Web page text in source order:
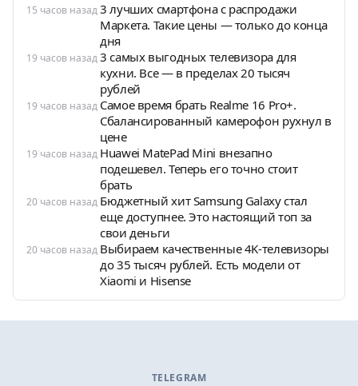
15 часов назад3 лучших смартфона с распродажи
Маркета. Такие цены — только до конца
дня
19 часов назад3 самых выгодных телевизора для
кухни. Все — в пределах 20 тысяч
рублей
19 часов назад Самое время брать Realme 16 Pro+.
Сбалансированный камерофон рухнул в
цене
19 часов назад Huawei MatePad Mini внезапно
подешевел. Теперь его точно стоит
брать
20 часов назад Бюджетный хит Samsung Galaxy стал
еще доступнее. Это настоящий топ за
свои деньги
20 часов назад Выбираем качественные 4K-телевизоры
до 35 тысяч рублей. Есть модели от
Xiaomi и Hisense
TELEGRAM